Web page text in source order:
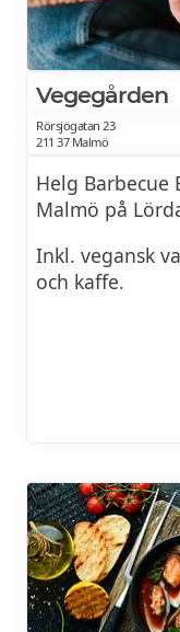
Vegegården
Rörsjögatan 23
211 37 Malmö
Helg Barbecue
Malmö på
Inkl. vegansk
och kaffe.